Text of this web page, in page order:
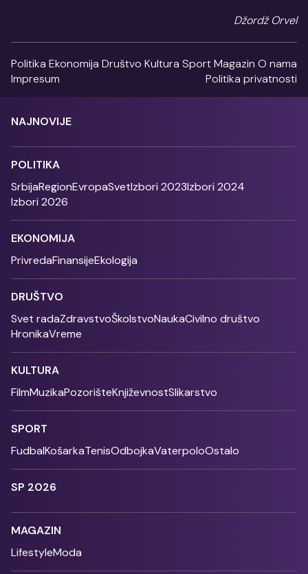
Džordž Orvel
Politika Ekonomija Društvo Kultura SportMagazin O nama
Impresum
Politika privatnosti
NAJNOVIJE
POLITIKA
SrbijaRegionEvropaSvetIzbori 2023Izbori 2024
Izbori 2026
EKONOMIJA
PrivredaFinansijeEkologija
DRUŠTVO
Svet radaZdravstvoŠkolstvoNaukaCivilno društvo
HronikaVreme
KULTURA
FilmMuzikaPozorišteKnjiževnostSlikarstvo
SPORT
FudbalKošarkaTenisOdbojkaVaterpoloOstalo
SP 2026
MAGAZIN
LifestyleModa